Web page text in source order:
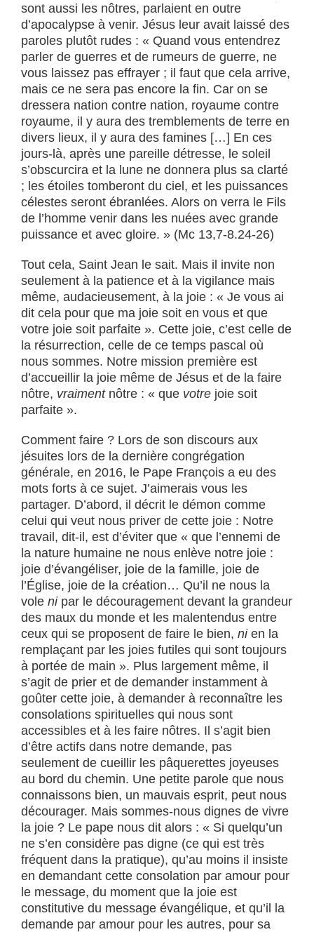
sont aussi les nôtres, parlaient en outre
d’apocalypse à venir. Jésus leur avait laissé des
paroles plutôt rudes : « Quand vous entendrez
parler de guerres et de rumeurs de guerre, ne
vous laissez pas effrayer ; il faut que cela arrive,
mais ce ne sera pas encore la fin. Car on se
dressera nation contre nation, royaume contre
royaume, il y aura des tremblements de terre en
divers lieux, il y aura des famines […] En ces
jours-là, après une pareille détresse, le soleil
s’obscurcira et la lune ne donnera plus sa clarté
; les étoiles tomberont du ciel, et les puissances
célestes seront ébranlées. Alors on verra le Fils
de l’homme venir dans les nuées avec grande
puissance et avec gloire. » (Mc 13,7-8.24-26)
Tout cela, Saint Jean le sait. Mais il invite non
seulement à la patience et à la vigilance mais
même, audacieusement, à la joie : « Je vous ai
dit cela pour que ma joie soit en vous et que
votre joie soit parfaite ». Cette joie, c’est celle de
la résurrection, celle de ce temps pascal où
nous sommes. Notre mission première est
d’accueillir la joie même de Jésus et de la faire
nôtre, vraimentnôtre : « que votre joie soit
parfaite ».
Comment faire ? Lors de son discours aux
jésuites lors de la dernière congrégation
générale, en 2016, le Pape François a eu des
mots forts à ce sujet. J’aimerais vous les
partager. D’abord, il décrit le démon comme
celui qui veut nous priver de cette joie : Notre
travail, dit-il, est d’éviter que « que l’ennemi de
la nature humaine ne nous enlève notre joie :
joie d’évangéliser, joie de la famille, joie de
l’Église, joie de la création… Qu’il ne nous la
vole nipar le découragement devant la grandeur
des maux du monde et les malentendus entre
ceux qui se proposent de faire le bien, nien la
remplaçant par les joies futiles qui sont toujours
à portée de main ». Plus largement même, il
s’agit de prier et de demander instamment à
goûter cette joie, à demander à reconnaître les
consolations spirituelles qui nous sont
accessibles et à les faire nôtres. Il s’agit bien
d’être actifs dans notre demande, pas
seulement de cueillir les pâquerettes joyeuses
au bord du chemin. Une petite parole que nous
connaissons bien, un mauvais esprit, peut nous
décourager. Mais sommes-nous dignes de vivre
la joie ? Le pape nous dit alors : « Si quelqu’un
ne s’en considère pas digne (ce qui est très
fréquent dans la pratique), qu’au moins il insiste
en demandant cette consolation par amour pour
le message, du moment que la joie est
constitutive du message évangélique, et qu’il la
demande par amour pour les autres, pour sa